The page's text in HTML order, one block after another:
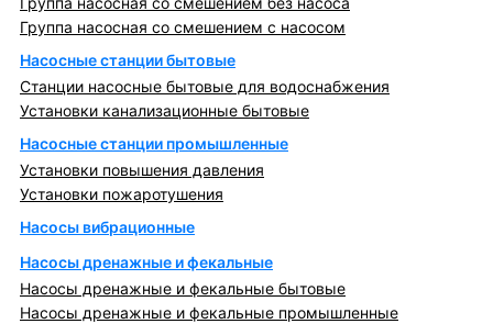
Группа насосная со смешением с насосом
Насосные станции бытовые
Станции насосные бытовые для водоснабжения
Установки канализационные бытовые
Насосные станции промышленные
Установки повышения давления
Установки пожаротушения
Насосы вибрационные
Насосы дренажные и фекальные
Насосы дренажные и фекальные бытовые
Насосы дренажные и фекальные промышленные